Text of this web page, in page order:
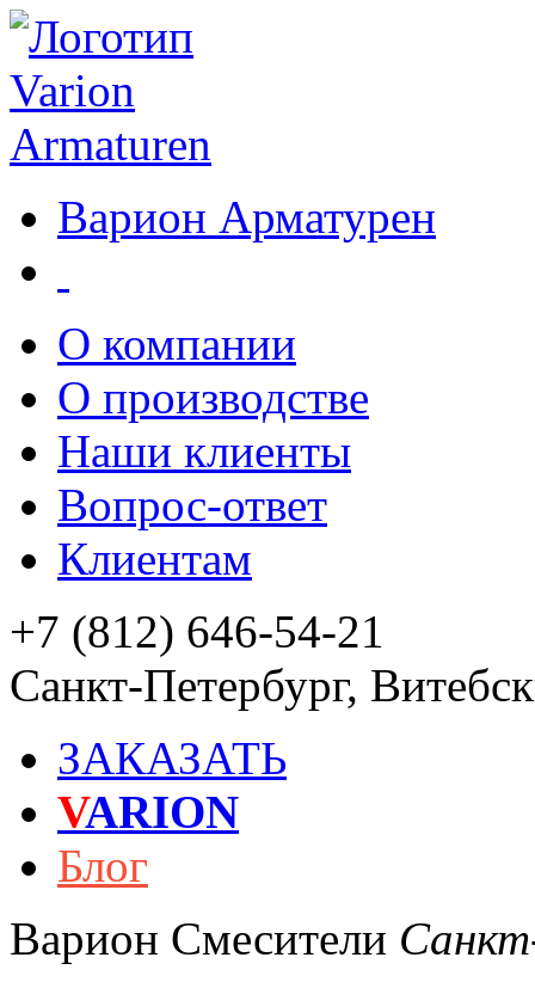
Варион Арматурен
О компании
О производстве
Наши клиенты
Вопрос-ответ
Клиентам
+7 (812) 646-54-21
Санкт-Петербург,
ЗАКАЗАТЬ
VARION
Блог
Варион Смесители